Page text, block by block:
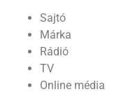
Sajtó
Márka
Rádió
TV
Online média